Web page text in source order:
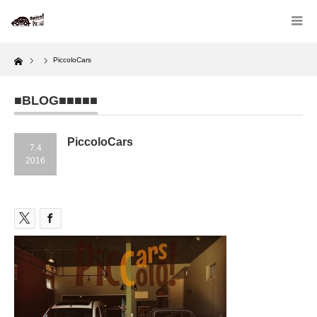
Home PiccoloCars
■BLOG■■■■■
7.4
2016
PiccoloCars